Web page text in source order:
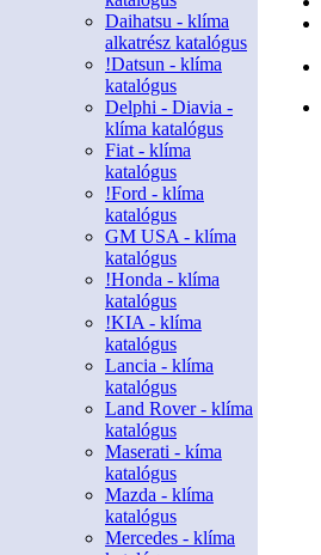
Daihatsu - klíma
alkatrész katalógus
!Datsun - klíma
katalógus
Delphi - Diavia -
klíma katalógus
Fiat - klíma
katalógus
!Ford - klíma
katalógus
GM USA - klíma
katalógus
!Honda - klíma
katalógus
!KIA - klíma
katalógus
Lancia - klíma
katalógus
Land Rover - klíma
katalógus
Maserati - kíma
katalógus
Mazda - klíma
katalógus
Mercedes - klíma